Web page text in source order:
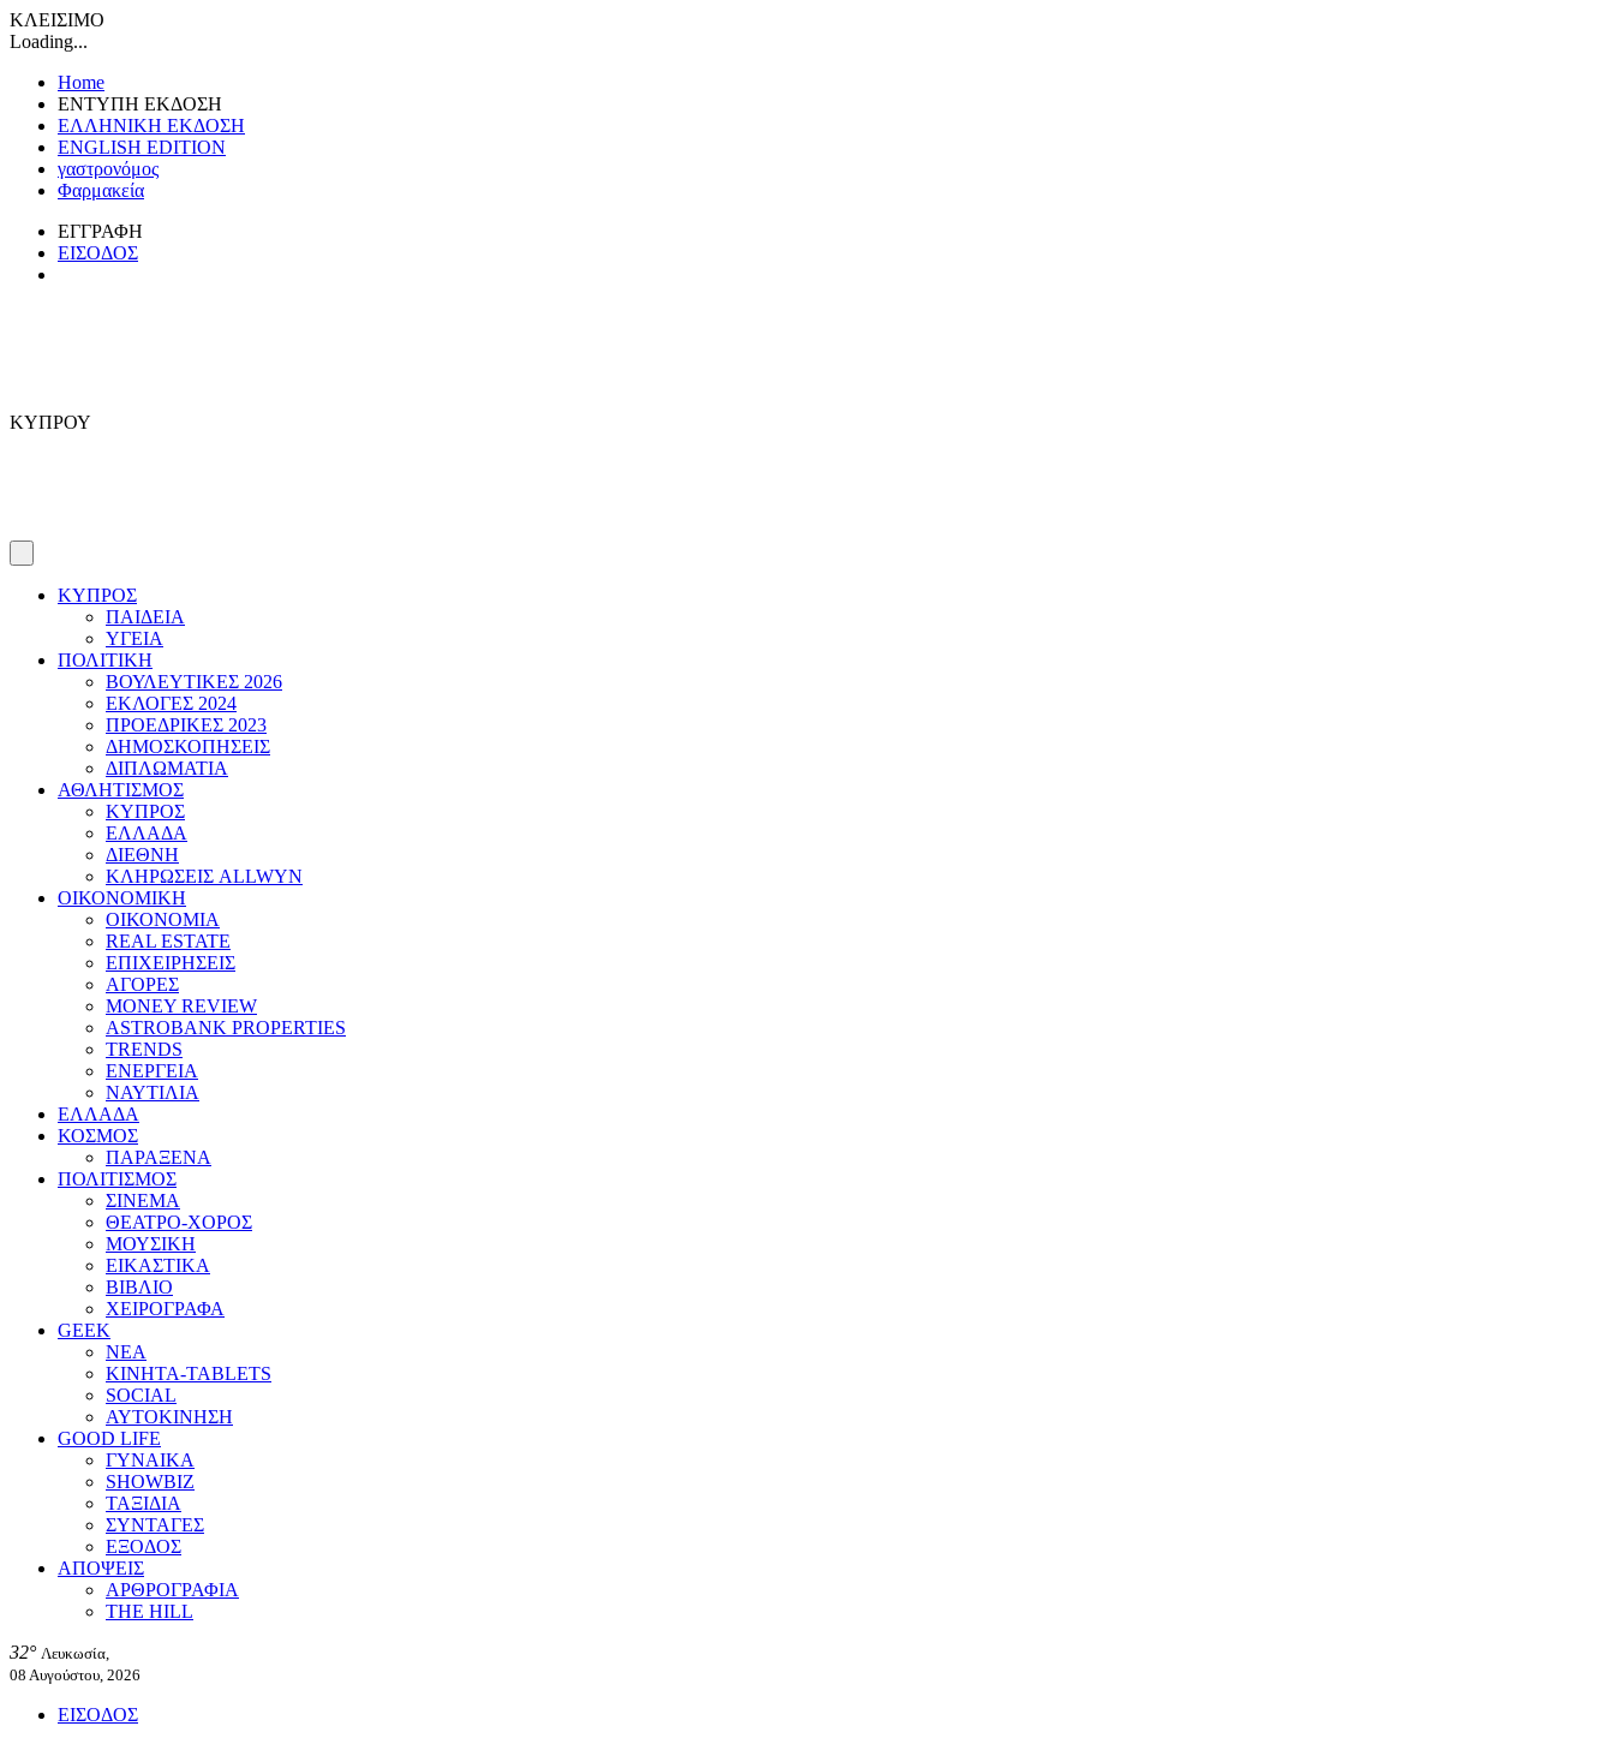
ΚΛΕΙΣΙΜΟ
Loading...
Home
ΕΝΤΥΠΗ ΕΚΔΟΣΗ
ΕΛΛΗΝΙΚΗ ΕΚΔΟΣΗ
ENGLISH EDITION
γαστρονόμος
Φαρμακεία
ΕΓΓΡΑΦΗ
ΕΙΣΟΔΟΣ
ΚΥΠΡΟΥ
ΚΥΠΡΟΣ
ΠΑΙΔΕΙΑ
ΥΓΕΙΑ
ΠΟΛΙΤΙΚΗ
ΒΟΥΛΕΥΤΙΚΕΣ 2026
ΕΚΛΟΓΕΣ 2024
ΠΡΟΕΔΡΙΚΕΣ 2023
ΔΗΜΟΣΚΟΠΗΣΕΙΣ
ΔΙΠΛΩΜΑΤΙΑ
ΑΘΛΗΤΙΣΜΟΣ
ΚΥΠΡΟΣ
ΕΛΛΑΔΑ
ΔΙΕΘΝΗ
ΚΛΗΡΩΣΕΙΣ ALLWYN
ΟΙΚΟΝΟΜΙΚΗ
ΟΙΚΟΝΟΜΙΑ
REAL ESTATE
ΕΠΙΧΕΙΡΗΣΕΙΣ
ΑΓΟΡΕΣ
MONEY REVIEW
ASTROBANK PROPERTIES
TRENDS
ΕΝΕΡΓΕΙΑ
ΝΑΥΤΙΛΙΑ
ΕΛΛΑΔΑ
ΚΟΣΜΟΣ
ΠΑΡΑΞΕΝΑ
ΠΟΛΙΤΙΣΜΟΣ
ΣΙΝΕΜΑ
ΘΕΑΤΡΟ-ΧΟΡΟΣ
ΜΟΥΣΙΚΗ
ΕΙΚΑΣΤΙΚΑ
ΒΙΒΛΙΟ
ΧΕΙΡΟΓΡΑΦΑ
GEEK
ΝΕΑ
ΚΙΝΗΤΑ-TABLETS
SOCIAL
ΑΥΤΟΚΙΝΗΣΗ
GOOD LIFE
ΓΥΝΑΙΚΑ
SHOWBIZ
ΤΑΞΙΔΙΑ
ΣΥΝΤΑΓΕΣ
ΕΞΟΔΟΣ
ΑΠΟΨΕΙΣ
ΑΡΘΡΟΓΡΑΦΙΑ
THE HILL
32° Λευκωσία,
08 Αυγούστου, 2026
ΕΙΣΟΔΟΣ